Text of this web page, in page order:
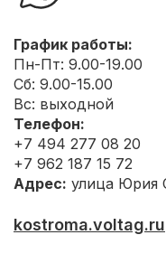
График работы:
Пн-Пт: 9.00-19.00
Сб: 9.00-15.00
Вс: выходной
Телефон:
+7 494 277 08 20
+7 962 187 15 72
Адрес: улица Юрия
kostroma.voltag.ru